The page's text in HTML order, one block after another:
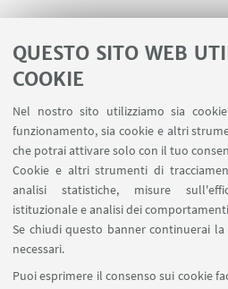
QUESTO SITO WEB
COOKIE
Nel nostro sito utilizziamo sia
funzionamento, sia cookie e altri
che potrai attivare solo con il tuo
Cookie e altri strumenti di
analisi statistiche, misure
istituzionale e analisi dei
Se chiudi questo banner continuerai
necessari.
Puoi esprimere il consenso sui cookie
LINK
Contatti
Area
SEGUI